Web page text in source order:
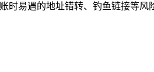
时易遇的地址错转、钓鱼链接等